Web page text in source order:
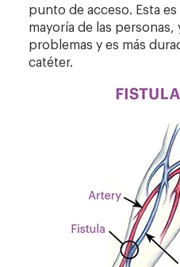
punto de acceso. Esta
mayoría de las
problemas y es más
catéter.